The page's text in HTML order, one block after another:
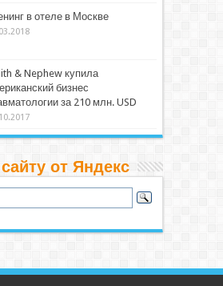
в отеле в Москве
& Nephew купила
бизнес
за 210 млн. USD
от Яндекс